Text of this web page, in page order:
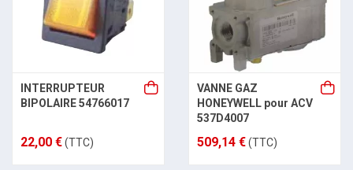
INTERRUPTEUR
BIPOLAIRE 54766017
22,00 €(TTC)
VANNE GAZ
HONEYWELL pour ACV
537D4007
509,14 €(TTC)